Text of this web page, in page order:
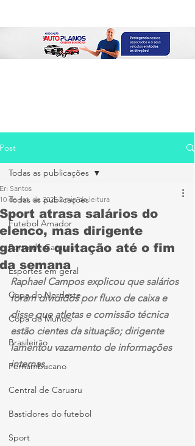
Post
Todas as publicações
Futebol Amador
Porto de Caruaru
Esportes em geral
Copa do Nordeste
Copa do Mundo
Brasileirão
Pernambucano
Central de Caruaru
Bastidores do futebol
Sport
Todas as publicações
Sport atrasa salários do
elenco, mas dirigente
garante quitação até o fim
da semana
Eri Santos
10 de set. de 2025 2 min de leitura
Raphael Campos explicou que salários
foram divididos por fluxo de caixa e
disse que atletas e comissão técnica
estão cientes da situação; dirigente
lamentou vazamento de informações
internas.